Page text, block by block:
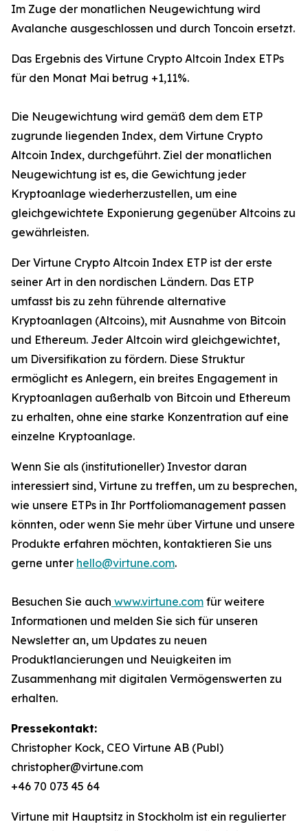
Im Zuge der monatlichen Neugewichtung wird
Avalanche ausgeschlossen und durch Toncoin ersetzt.
Das Ergebnis des Virtune Crypto Altcoin Index ETPs
für den Monat Mai betrug +1,11%.
Die Neugewichtung wird gemäß dem dem ETP
zugrunde liegenden Index, dem Virtune Crypto
Altcoin Index, durchgeführt. Ziel der monatlichen
Neugewichtung ist es, die Gewichtung jeder
Kryptoanlage wiederherzustellen, um eine
gleichgewichtete Exponierung gegenüber Altcoins zu
gewährleisten.
Der Virtune Crypto Altcoin Index ETP ist der erste
seiner Art in den nordischen Ländern. Das ETP
umfasst bis zu zehn führende alternative
Kryptoanlagen (Altcoins), mit Ausnahme von Bitcoin
und Ethereum. Jeder Altcoin wird gleichgewichtet,
um Diversifikation zu fördern. Diese Struktur
ermöglicht es Anlegern, ein breites Engagement in
Kryptoanlagen außerhalb von Bitcoin und Ethereum
zu erhalten, ohne eine starke Konzentration auf eine
einzelne Kryptoanlage.
Wenn Sie als (institutioneller) Investor daran
interessiert sind, Virtune zu treffen, um zu besprechen,
wie unsere ETPs in Ihr Portfoliomanagement passen
könnten, oder wenn Sie mehr über Virtune und unsere
Produkte erfahren möchten, kontaktieren Sie uns
gerne unter hello@virtune.com.
Besuchen Sie auch www.virtune.com für weitere
Informationen und melden Sie sich für unseren
Newsletter an, um Updates zu neuen
Produktlancierungen und Neuigkeiten im
Zusammenhang mit digitalen Vermögenswerten zu
erhalten.
Pressekontakt:
Christopher Kock, CEO Virtune AB (Publ)
christopher@virtune.com
+46 70 073 45 64
Virtune mit Hauptsitz in Stockholm ist ein regulierter